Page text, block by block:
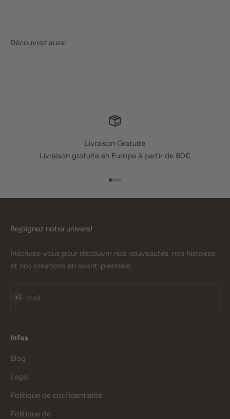
Découvrez aussi
Livraison Gratuite
Livraison gratuite en Europe à partir de 80€
Rejoignez notre univers!
Inscrivez-vous pour découvrir nos nouveautés, nos histoires
et nos créations en avant-première.
E-mail
S'inscrire
Infos
Blog
Legal
Politique de confidentialité
Politique de